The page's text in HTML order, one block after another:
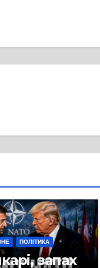
ПОЛІТИКА
запах